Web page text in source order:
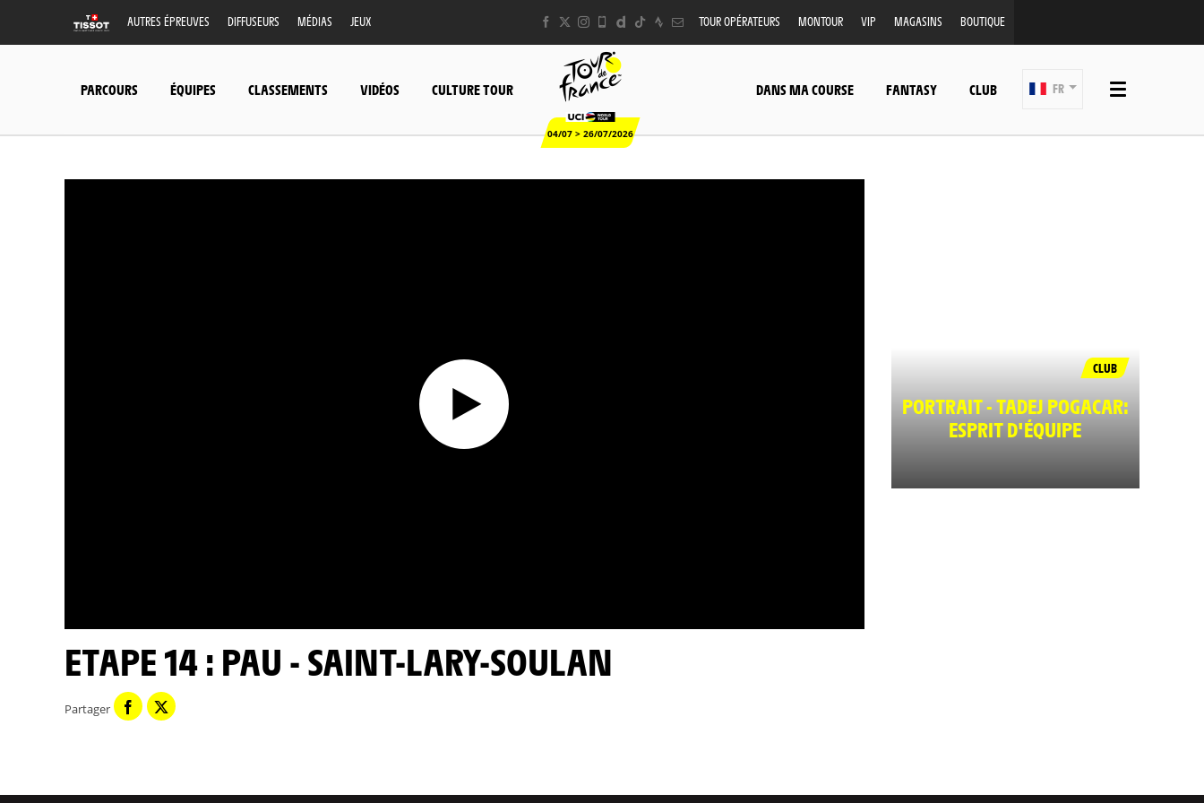
AUTRES ÉPREUVES DIFFUSEURS MÉDIAS JEUX TOUR OPÉRATEURS MONTOUR VIP MAGASINS BOUTIQUE
PARCOURS ÉQUIPES CLASSEMENTS VIDÉOS CULTURE TOUR
04/07 > 26/07/2026
DANS MA COURSE FANTASY CLUB FR
ETAPE 14 : PAU - SAINT-LARY-SOULAN
Partager
CLUB
PORTRAIT - TADEJ POGACAR:
ESPRIT D'ÉQUIPE